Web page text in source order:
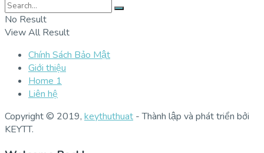
No Result
View All Result
Chính Sách Bảo Mật
Giới thiệu
Home 1
Liên hệ
Copyright © 2019, keythuthuat - Thành lập và phát triển bởi
KEYTT.